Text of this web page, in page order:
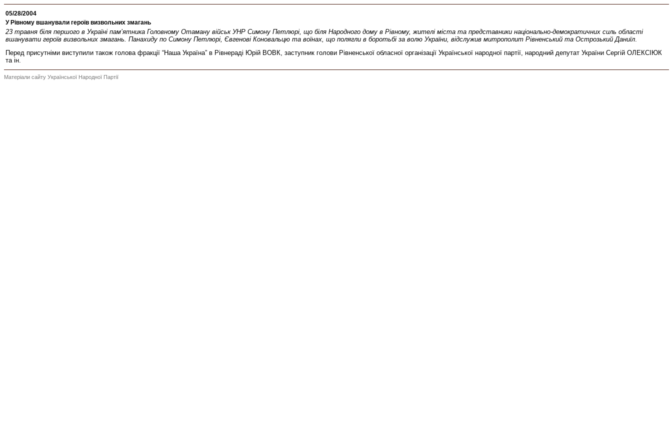
05/28/2004
У Рівному вшанували героїв визвольних змагань
23 травня біля першого в Україні пам’ятника Головному Отаману військ УНР Симону Петлюрі, що біля Народного дому в Рівному, жителі міста та представники національно-демократичних силь області
вшанувати героїв визвольних змагань. Панахиду по Симону Петлюрі, Євгенові Коновальцю та воїнах, що полягли в боротьбі за волю України, відслужив митрополит Рівненський та Острозький Даниїл.
Перед присутніми виступили також голова фракції “Наша Україна” в Рівнераді Юрій ВОВК, заступник голови Рівненської обласної організації Української народної партії, народний депутат України Сергій ОЛЕКСІЮК
та ін.
Матеріали сайту Української Народної Партії